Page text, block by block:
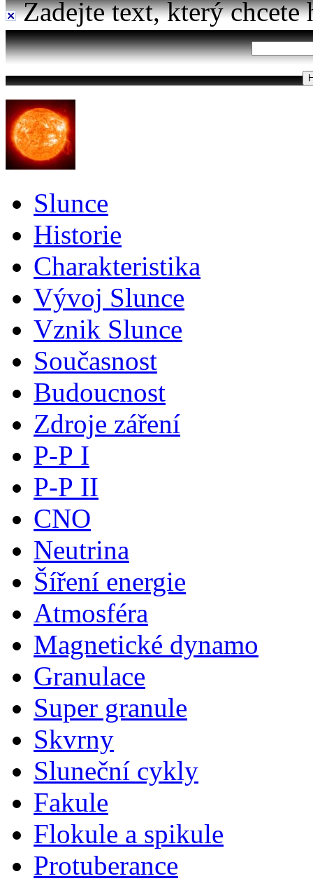
Zadejte text, který chcete
Slunce
Historie
Charakteristika
Vývoj Slunce
Vznik Slunce
Současnost
Budoucnost
Zdroje záření
P-P I
P-P II
CNO
Neutrina
Šíření energie
Atmosféra
Magnetické dynamo
Granulace
Super granule
Skvrny
Sluneční cykly
Fakule
Flokule a spikule
Protuberance